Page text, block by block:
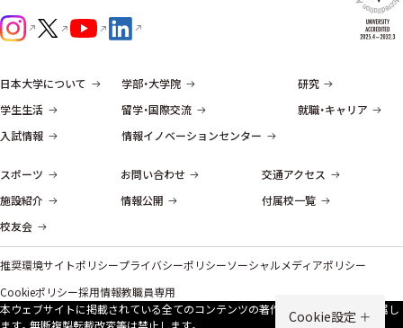
Cookie設定
日本大学について 学部・大学院
研究
学生生活
留学・国際交流
就職・キャリア
入試情報
情報イノベーションセンター
スポーツ お問い合わせ
交通アクセス
施設紹介
情報公開
付属校一覧
校友会
推奨環境サイトポリシープライバシーポリシーソーシャルメディアポリシー
Cookieポリシー採用情報教職員専用
本ウェブサイトに掲載されている全てのコンテンツの著作権は、原則、本学に帰属し
ます。無断複製転載改変等は禁⽌します。